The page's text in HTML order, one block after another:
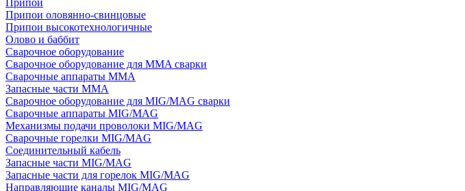
Припои
Припои оловянно-свинцовые
Припои высокотехнологичные
Олово и баббит
Сварочное оборудование
Сварочное оборудование для MMA сварки
Сварочные аппараты MMA
Запасные части MMA
Сварочное оборудование для MIG/MAG сварки
Сварочные аппараты MIG/MAG
Механизмы подачи проволоки MIG/MAG
Сварочные горелки MIG/MAG
Соединительный кабель
Запасные части MIG/MAG
Запасные части для горелок MIG/MAG
Направляющие каналы MIG/MAG